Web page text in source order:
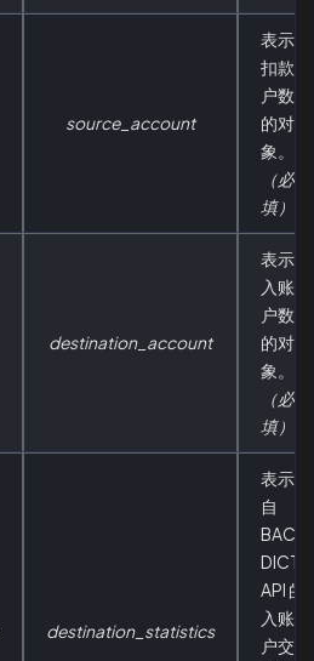
source_account
表示被
扣款账
户数据
的对
象。
（必
填）
destination_account
表示被
入账账
户数据
的对
象。
（必
填）
destination_statistics
表示来
自
DICT
API 的
入账账
户交易